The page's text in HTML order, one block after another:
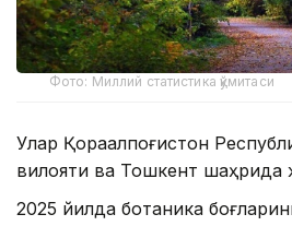
Фото: Миллий статистика қўмитаси
Улар Қорақалпоғистон
вилояти ва Тошкент шаҳрида
2025 йилда ботаника